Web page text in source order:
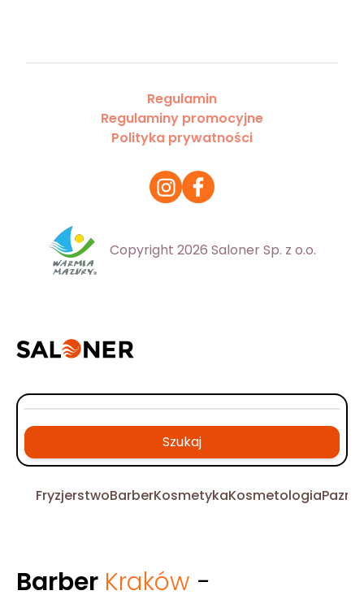
Regulamin
Regulaminy promocyjne
Polityka prywatności
Copyright 2026 Saloner Sp. z o.o.
Szukaj
FryzjerstwoBarberKosmetykaKosmetologia
Barber Kraków -